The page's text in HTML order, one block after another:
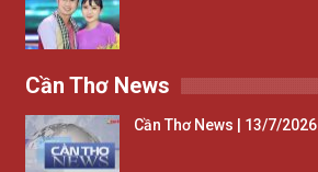
Cần Thơ News
Cần Thơ News | 13/7/2026